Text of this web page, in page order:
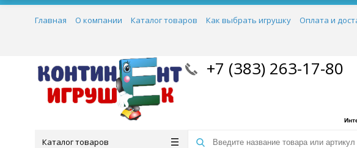
Главная О компании Каталог товаров Как выбрать игрушку Оплата и
+7 (383) 263-17-80
Каталог товаров